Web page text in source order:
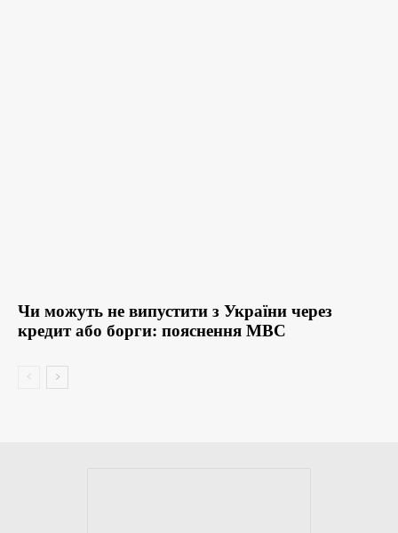
Чи можуть не випустити з України через
кредит або борги: пояснення МВС